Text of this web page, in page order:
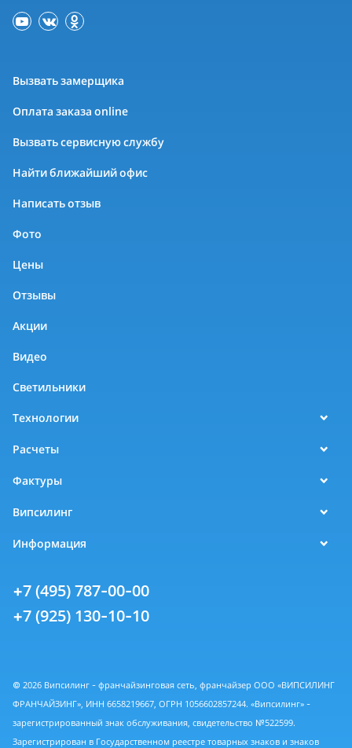
Вызвать замерщика
Оплата заказа online
Вызвать сервисную службу
Найти ближайший офис
Написать отзыв
Фото
Цены
Отзывы
Акции
Видео
Светильники
Технологии
Расчеты
Фактуры
Випсилинг
Информация
+7 (495) 787-00-00
+7 (925) 130-10-10
© 2026 Випсилинг - франчайзинговая сеть, франчайзер ООО «ВИПСИЛИНГ
ФРАНЧАЙЗИНГ», ИНН 6658219667, ОГРН 1056602857244. «Випсилинг» -
зарегистрированный знак обслуживания, свидетельство №522599.
Зарегистрирован в Государственном реестре товарных знаков и знаков